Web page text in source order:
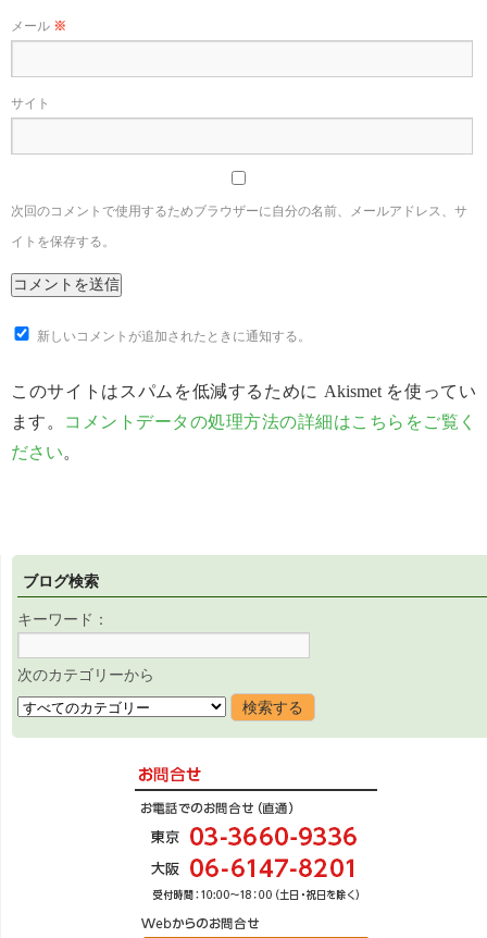
メール ※
サイト
次回のコメントで使用するためブラウザーに自分の名前、メールアドレス、サ
イトを保存する。
新しいコメントが追加されたときに通知する。
このサイトはスパムを低減するために Akismet を使ってい
ます。 コメントデータの処理方法の詳細はこちらをご覧く
ださい。
ブログ検索
キーワード：
次のカテゴリーから